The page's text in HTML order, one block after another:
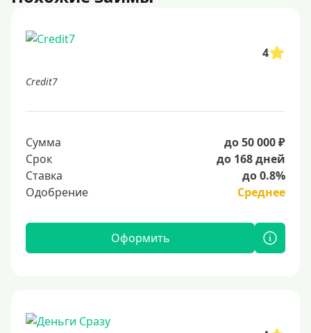
4
Credit7
Сумма
до 50 000 ₽
Срок
до 168 дней
Ставка
до 0.8%
Одобрение
Среднее
Оформить